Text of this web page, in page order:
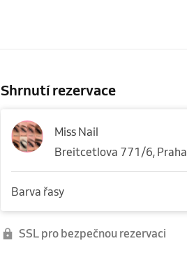
Shrnutí rezervace
Miss Nail
Breitcetlova 771/6, Praha
Barva řasy
SSL pro bezpečnou rezervaci